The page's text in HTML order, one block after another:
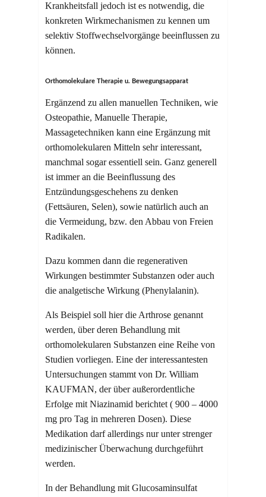
Krankheitsfall jedoch ist es notwendig, die
konkreten Wirkmechanismen zu kennen um
selektiv Stoffwechselvorgänge beeinflussen zu
können.
Orthomolekulare Therapie u. Bewegungsapparat
Ergänzend zu allen manuellen Techniken, wie
Osteopathie, Manuelle Therapie,
Massagetechniken kann eine Ergänzung mit
orthomolekularen Mitteln sehr interessant,
manchmal sogar essentiell sein. Ganz generell
ist immer an die Beeinflussung des
Entzündungsgeschehens zu denken
(Fettsäuren, Selen), sowie natürlich auch an
die Vermeidung, bzw. den Abbau von Freien
Radikalen.
Dazu kommen dann die regenerativen
Wirkungen bestimmter Substanzen oder auch
die analgetische Wirkung (Phenylalanin).
Als Beispiel soll hier die Arthrose genannt
werden, über deren Behandlung mit
orthomolekularen Substanzen eine Reihe von
Studien vorliegen. Eine der interessantesten
Untersuchungen stammt von Dr. William
KAUFMAN, der über außerordentliche
Erfolge mit Niazinamid berichtet ( 900 – 4000
mg pro Tag in mehreren Dosen). Diese
Medikation darf allerdings nur unter strenger
medizinischer Überwachung durchgeführt
werden.
In der Behandlung mit Glucosaminsulfat